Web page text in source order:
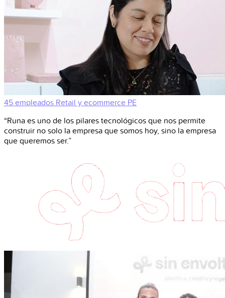
45 empleados Retail y ecommerce PE
“Runa es uno de los pilares tecnológicos que nos permite
construir no solo la empresa que somos hoy, sino la empresa
que queremos ser.”